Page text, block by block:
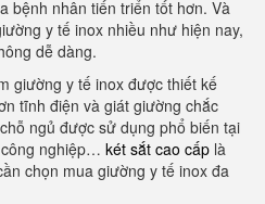
bệnh nhân tiến triển tốt hơn. Và
y tế inox nhiều như hiện nay,
dễ dàng.
giường y tế inox được thiết kế
tĩnh điện và giát giường chắc
ngủ được sử dụng phổ biến tại
nghiệp… két sắt cao cấp là
chọn mua giường y tế inox đa